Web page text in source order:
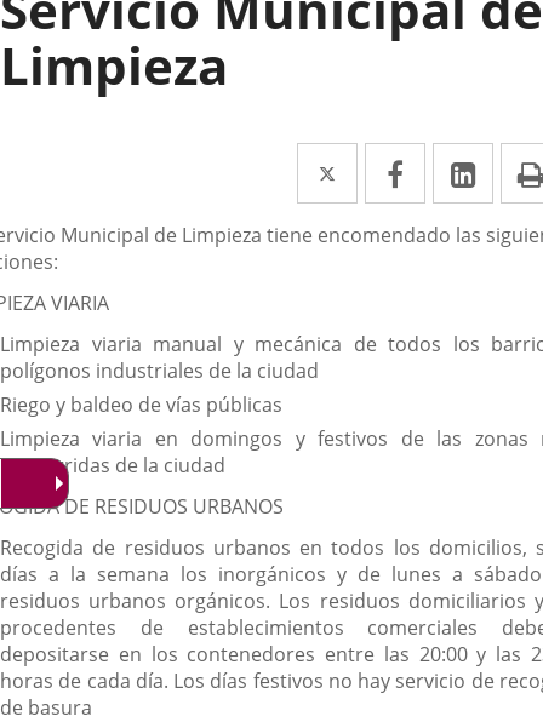
Limpieza
Twitter
Enlace
a
una
externa.
Facebook
Enlace
a
una
externa.
a
una
Municipal de Limpieza tiene encomendado las
VIARIA
Limpieza viaria manual y mecánica de todos los
polígonos industriales de la ciudad
Riego y baldeo de vías públicas
Limpieza viaria en domingos y festivos de las zonas
concurridas de la ciudad
DE RESIDUOS URBANOS
Recogida de residuos urbanos en todos los domicilios,
días a la semana los inorgánicos y de lunes a
residuos urbanos orgánicos. Los residuos domiciliarios
procedentes de establecimientos comerciales
depositarse en los contenedores entre las 20:00 y las
horas de cada día. Los días festivos no hay servicio de
de basura